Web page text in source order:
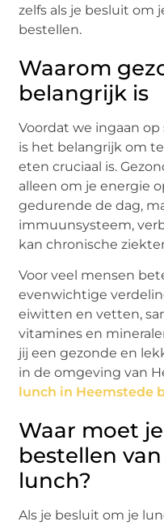
zelfs als je besluit om
bestellen.
Waarom
belangrijk is
Voordat we ingaan
is het belangrijk om
eten cruciaal is.
alleen om je energie
gedurende de dag,
immuunsysteem,
kan chronische
Voor veel mensen
evenwichtige
eiwitten en vetten,
vitamines en
jij een gezonde en
in de omgeving van
lunch in Heemstede
Waar moet
bestellen
lunch?
Als je besluit om je